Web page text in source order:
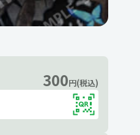
300円(税込)